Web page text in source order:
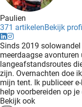
Paulien
371 artikelenBekijk
Sinds 2019
meerdaagse
langeafstandsroutes
zijn. Overnachten doe
mijn tent. Ik publiceer
help voorbereiden op
Bekijk ook